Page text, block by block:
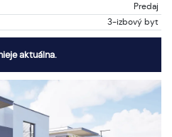
Predaj
3-izbový byt
aktuálna.